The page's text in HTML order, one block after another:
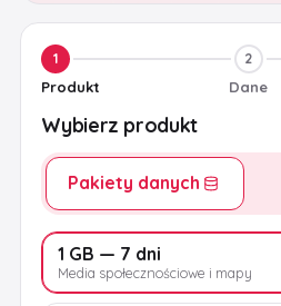
1
Produkt
2
Dane
Wybierz produkt
Pakiety danych
1 GB — 7 dni
Media społecznościowe i mapy